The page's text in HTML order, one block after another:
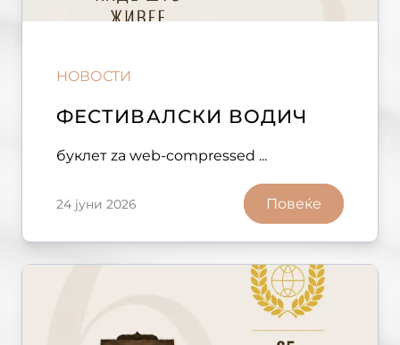
НОВОСТИ
ФЕСТИВАЛСКИ ВОДИЧ
буклет za web-compressed ...
24 јуни 2026 Повеќе